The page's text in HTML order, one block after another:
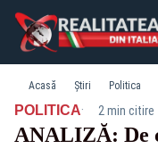
Acasă Știri Politica
POLITICA· 2 min citire
ANALIZĂ: De